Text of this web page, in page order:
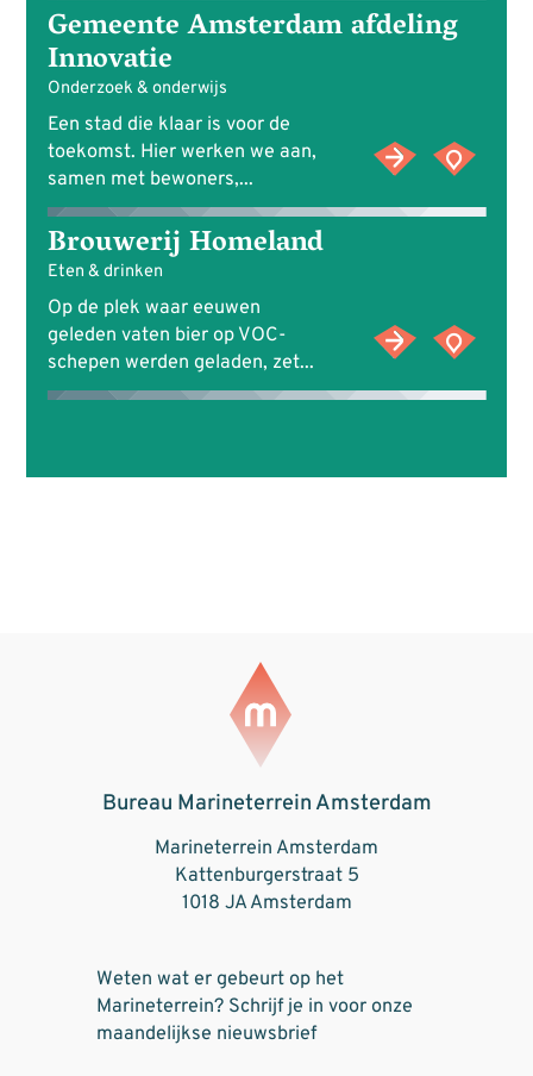
Gemeente Amsterdam afdeling
Innovatie
Onderzoek & onderwijs
Een stad die klaar is voor de
toekomst. Hier werken we aan,
samen met bewoners,...
Brouwerij Homeland
Eten & drinken
Op de plek waar eeuwen
geleden vaten bier op VOC-
schepen werden geladen, zet...
Bureau Marineterrein Amsterdam
Marineterrein Amsterdam
Kattenburgerstraat 5
1018 JA Amsterdam
Weten wat er gebeurt op het
Marineterrein? Schrijf je in voor onze
maandelijkse nieuwsbrief